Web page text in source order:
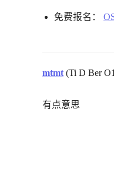
免费报名：
mtmt (Ti D Ber
有点意思